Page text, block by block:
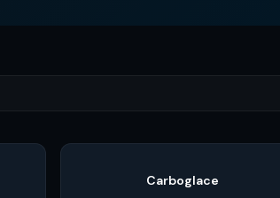
Carboglace